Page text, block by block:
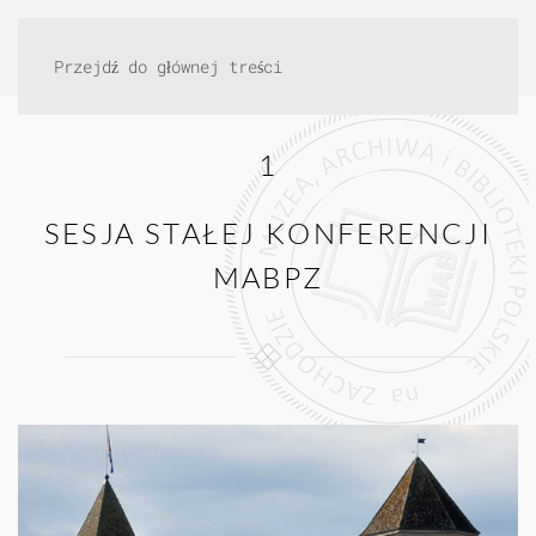
Przejdź do głównej treści
1
SESJA STAŁEJ KONFERENCJI
MABPZ